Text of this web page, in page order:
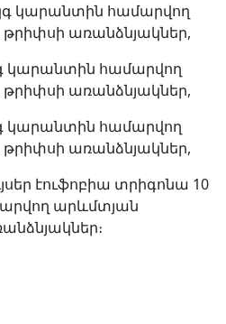
կարանտին համարվող
առանձնյակներ,
կարանտին համարվող
առանձնյակներ,
կարանտին համարվող
առանձնյակներ,
էուֆոբիա տրիգոնա 10
արևմտյան